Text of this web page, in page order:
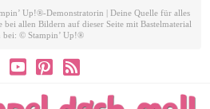
Up!®-Demonstratorin | Deine Quelle für alles
allen Bildern auf dieser Seite mit Bastelmaterial
bei: © Stampin’ Up!®